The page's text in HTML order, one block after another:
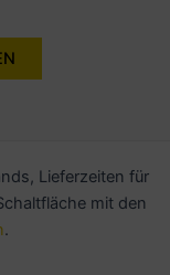
Lieferzeiten für
mit den
.